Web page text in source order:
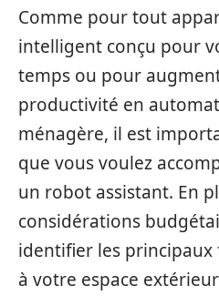
Comme pour tout
intelligent conçu pour
temps ou pour
productivité en
ménagère, il est
que vous voulez
un robot assistant. En
considérations
identifier les principaux
à votre espace